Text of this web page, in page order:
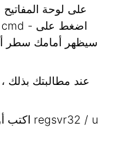
عند مطالبتك بذلك